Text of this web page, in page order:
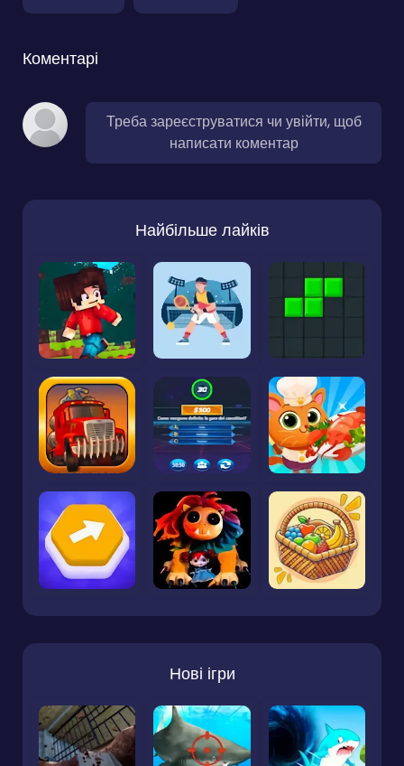
Коментарі
Треба зареєструватися чи увійти, щоб
написати коментар
Найбільше лайків
Нові ігри